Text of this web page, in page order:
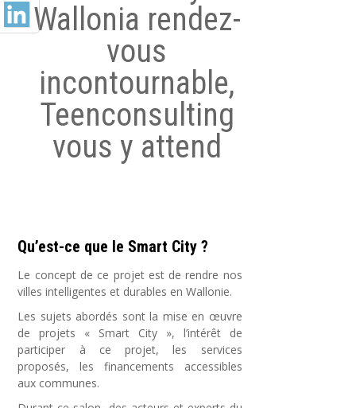
Wallonia rendez-
vous
incontournable,
Teenconsulting
vous y attend
Qu’est-ce que le Smart City ?
Le concept de ce projet est de rendre nos
villes intelligentes et durables en Wallonie.
Les sujets abordés sont la mise en œuvre
de projets « Smart City », l’intérêt de
participer à ce projet, les services
proposés, les financements accessibles
aux communes.